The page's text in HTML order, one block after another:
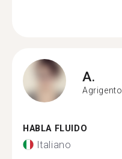
A.
Agrigento
HABLA FLUIDO
Italiano